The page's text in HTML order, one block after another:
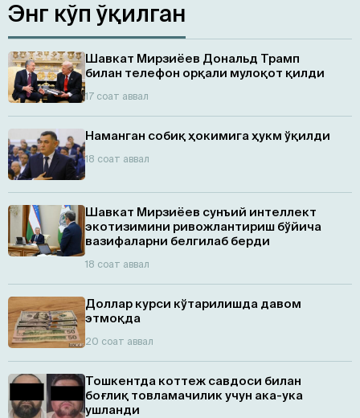
Энг кўп ўқилган
Шавкат Мирзиёев Дональд Трамп
билан телефон орқали мулоқот қилди
17 соат аввал
Наманган собиқ ҳокимига ҳукм ўқилди
18 соат аввал
Шавкат Мирзиёев сунъий интеллект
экотизимини ривожлантириш бўйича
вазифаларни белгилаб берди
18 соат аввал
Доллар курси кўтарилишда давом
этмоқда
20 соат аввал
Тошкентда коттеж савдоси билан
боғлиқ товламачилик учун ака-ука
ушланди